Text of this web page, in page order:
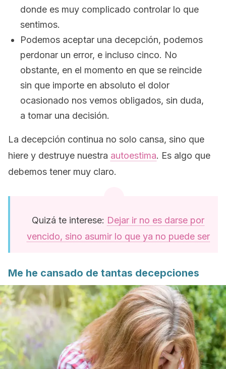
donde es muy complicado controlar lo que
sentimos.
Podemos aceptar una decepción, podemos
perdonar un error, e incluso cinco. No
obstante, en el momento en que se reincide
sin que importe en absoluto el dolor
ocasionado nos vemos obligados, sin duda,
a tomar una decisión.
La decepción continua no solo cansa, sino que
hiere y destruye nuestra autoestima. Es algo que
debemos tener muy claro.
Quizá te interese: Dejar ir no es darse por
vencido, sino asumir lo que ya no puede ser
Me he cansado de tantas decepciones